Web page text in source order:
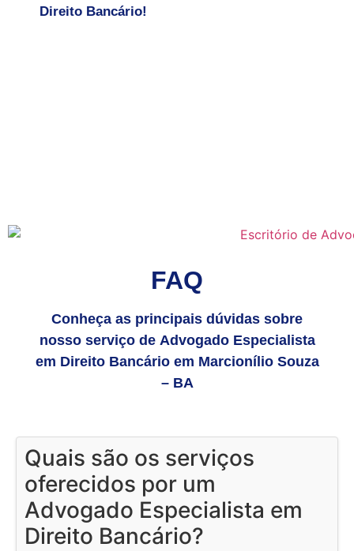
Direito Bancário!
FAQ
Conheça as principais dúvidas sobre
nosso serviço de Advogado Especialista
em Direito Bancário em Marcionílio Souza
– BA
Quais são os serviços
oferecidos por um
Advogado Especialista em
Direito Bancário?